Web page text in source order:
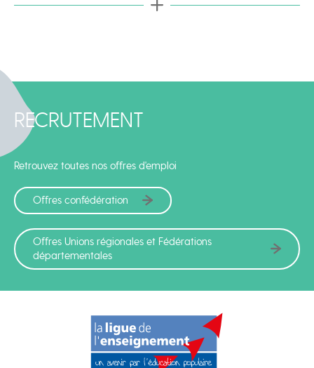
RECRUTEMENT
Retrouvez toutes nos offres d'emploi
Offres confédération
Offres Unions régionales et Fédérations
départementales